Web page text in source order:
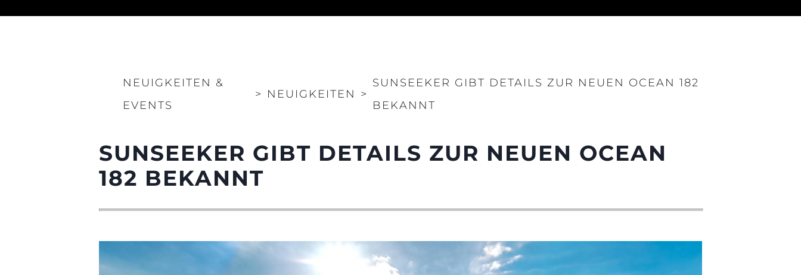
NEUIGKEITEN &
EVENTS
> NEUIGKEITEN >
SUNSEEKER GIBT DETAILS ZUR NEUEN OCEAN 182
BEKANNT
SUNSEEKER GIBT DETAILS ZUR NEUEN OCEAN
182 BEKANNT